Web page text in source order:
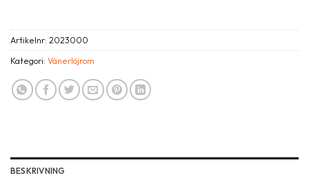
Artikelnr: 2023000
Kategori: Vänerlöjrom
BESKRIVNING